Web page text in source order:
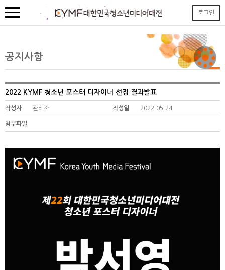
로그인
공지사항
2022 KYMF 청소년 포스터 디자이너 선정 결과발표
작성자 관리자 작성일 2022-05-24
첨부파일